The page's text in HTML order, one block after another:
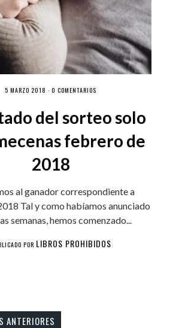
5 MARZO 2018 ·0 COMENTARIOS
del sorteo solo
febrero de
2018
al ganador correspondiente a
Tal y como habíamos anunciado
semanas, hemos comenzado...
POR LIBROS PROHIBIDOS
ANTERIORES